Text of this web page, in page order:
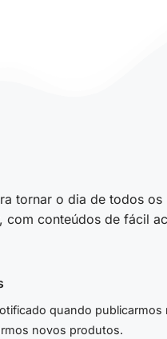
tornar o dia de todos os
com conteúdos de fácil
quando publicarmos
novos produtos.